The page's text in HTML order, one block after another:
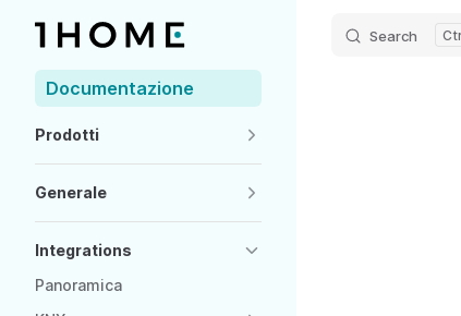
Skip to content Search
Sidebar Navigation
Documentazione
Prodotti
Generale
Integrations
Panoramica